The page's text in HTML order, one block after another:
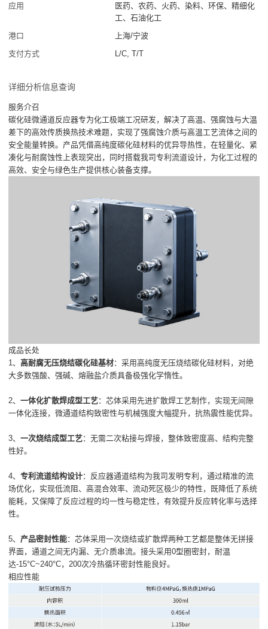
应用
医药、农药、火药、染料、环保、精细化
工、石油化工
港口
上海/宁波
支付方式
L/C, T/T
详细分析信息查询
服务介召
碳化硅微通道反应器专为化工极端工况研发，解决了高温、强腐蚀与大温
差下的高效传质换热技术难题，实现了强腐蚀介质与高温工艺流体之间的
安全能量转换。产品凭借高纯度碳化硅材料的优异导热性，在轻量化、紧
凑化与耐腐蚀性上表现突出，同时搭载我司专利流道设计，为化工过程的
高效、安全与绿色生产提供核心装备支撑。
成品长处
1、高耐腐无压烧结碳化硅基材：采用高纯度无压烧结碳化硅材料，对绝
大多数强酸、强碱、熔融盐介质具备极强化学惰性。
2、一体化扩散焊成型工艺：芯体采用先进扩散焊工艺制作，实现无间隙
一体化连接，微通道结构致密性与机械强度大幅提升，抗热震性能优异。
3、一次烧结成型工艺：无需二次粘接与焊接，整体致密度高、结构完整
性好。
4、专利流道结构设计：反应器通道结构为我司发明专利，通过精准的流
场优化，实现低流阻、高混合效率、流动死区极少的特性，既降低了系统
能耗，又保障了反应过程的均一性与稳定性，有效提升反应转化率与选择
性。
5、 产品密封性能：芯体采用一次烧结或扩散焊两种工艺都是整体无拼接
界面，通道之间无内漏、无介质串流。接头采用0型圈密封，耐温
达-15°C~240°C，200次冷热循环密封性能良好。
相应性能